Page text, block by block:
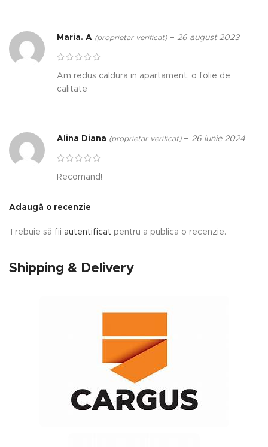
Maria. A (proprietar verificat) – 26 august 2023
Am redus caldura in apartament, o folie de
calitate
Alina Diana (proprietar verificat) – 26 iunie 2024
Recomand!
Adaugă o recenzie
Trebuie să fii autentificat pentru a publica o recenzie.
Shipping & Delivery